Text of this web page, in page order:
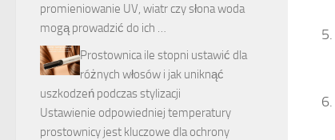
promieniowanie UV, wiatr czy słona woda
mogą prowadzić do ich …
Prostownica ile stopni ustawić dla
różnych włosów i jak uniknąć
uszkodzeń podczas stylizacji
Ustawienie odpowiedniej temperatury
prostownicy jest kluczowe dla ochrony